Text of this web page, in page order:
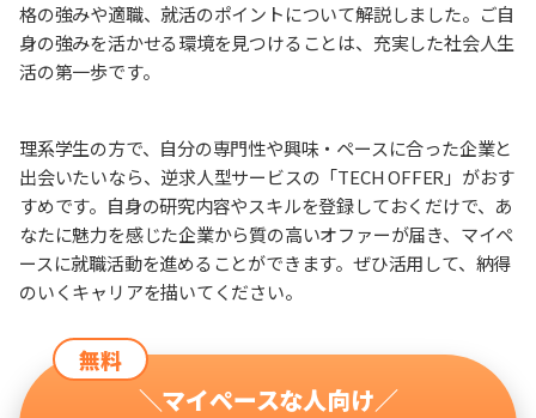
格の強みや適職、就活のポイントについて解説しました。ご自
身の強みを活かせる環境を見つけることは、充実した社会人生
活の第一歩です。
理系学生の方で、自分の専門性や興味・ペースに合った企業と
出会いたいなら、逆求人型サービスの「TECH OFFER」がおす
すめです。自身の研究内容やスキルを登録しておくだけで、あ
なたに魅力を感じた企業から質の高いオファーが届き、マイペ
ースに就職活動を進めることができます。ぜひ活用して、納得
のいくキャリアを描いてください。
無料
＼マイペースな人向け／